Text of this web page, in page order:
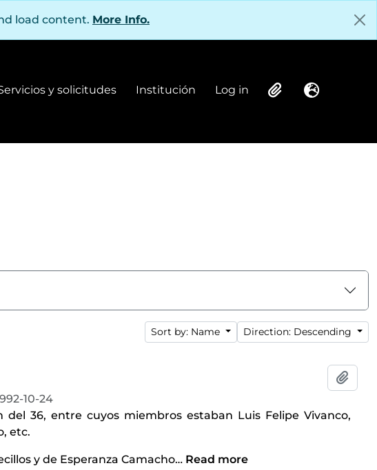
load content. More Info.
y solicitudes Institución
Institución
Log in
Log in ClipboardLanguage
Sort by: Name Direction: Descending
10-24
36, entre cuyos miembros estaban Luis Felipe Vivanco,
etc.
y de Esperanza Camacho… Read more